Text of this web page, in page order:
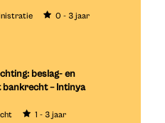
0 - 3 jaar
beslag- en
– Intinya
1 - 3 jaar